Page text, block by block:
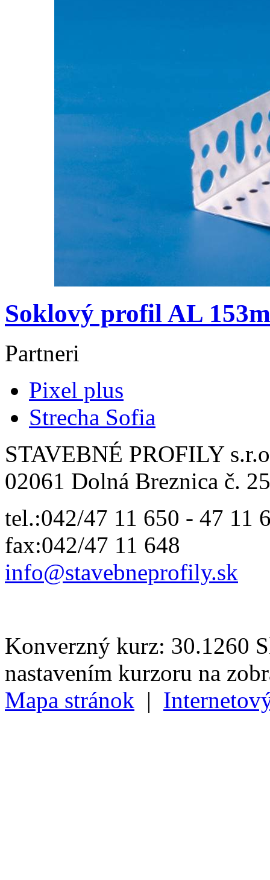
Soklový profil AL
Partneri
Pixel plus
Strecha Sofia
STAVEBNÉ PROFILY
02061 Dolná Breznica č.
tel.:042/47 11 650 - 47 11
fax:042/47 11 648
info@stavebneprofily.sk
Konverzný kurz: 30.1260
nastavením kurzoru na
Mapa stránok |